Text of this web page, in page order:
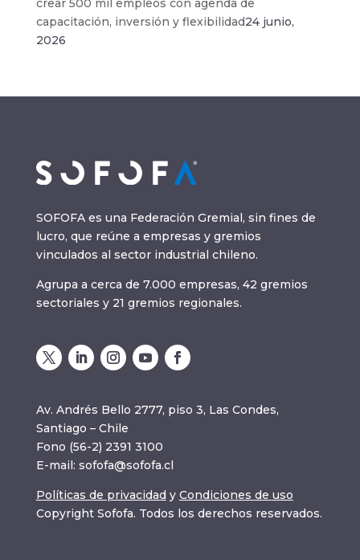
crear 500 mil empleos con agenda de
capacitación, inversión y flexibilidad24 junio,
2026
SOFOFA es una Federación Gremial, sin fines de
lucro, que reúne a empresas y gremios
vinculados al sector industrial chileno.
Agrupa a cerca de 7.000 empresas, 42 gremios
sectoriales y 21 gremios regionales.
Av. Andrés Bello 2777, piso 3, Las Condes,
Santiago – Chile
Fono (56-2) 2391 3100
E-mail: sofofa@sofofa.cl
Políticas de privacidad y Condiciones de uso
Copyright Sofofa. Todos los derechos reservados.